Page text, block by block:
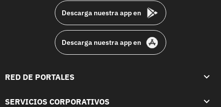
Descarga nuestra app en
Descarga nuestra app en
RED DE PORTALES
SERVICIOS CORPORATIVOS